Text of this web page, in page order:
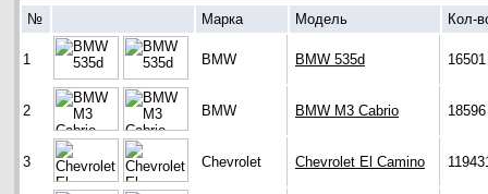
№ Марка Модель Кол-
1 BMW BMW 535d 16501
2 BMW BMW M3 Cabrio 18596
3 Chevrolet Chevrolet El Camino